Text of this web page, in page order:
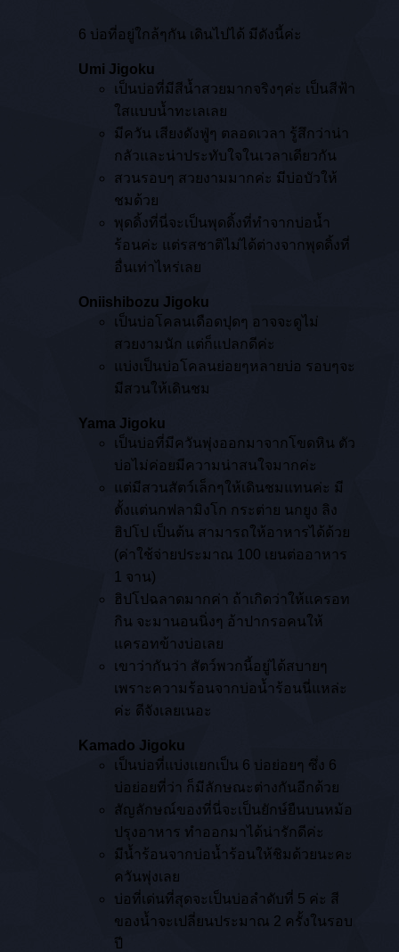
6 บ่อที่อยู่ใกล้ๆกัน เดินไปได้ มีดังนี้ค่ะ
Umi Jigoku
เป็นบ่อที่มีสีน้ำสวยมากจริงๆค่ะ เป็นสีฟ้า
ใสแบบน้ำทะเลเลย
มีควัน เสียงดังฟู่ๆ ตลอดเวลา รู้สึกว่าน่า
กลัวและน่าประทับใจในเวลาเดียวกัน
สวนรอบๆ สวยงามมากค่ะ มีบ่อบัวให้
ชมด้วย
พุดดิ้งที่นี่จะเป็นพุดดิ้งที่ทำจากบ่อน้ำ
ร้อนค่ะ แต่รสชาติไม่ได้ต่างจากพุดดิ้งที่
อื่นเท่าไหร่เลย
Oniishibozu Jigoku
เป็นบ่อโคลนเดือดปุดๆ อาจจะดูไม่
สวยงามนัก แต่ก็แปลกดีค่ะ
แบ่งเป็นบ่อโคลนย่อยๆหลายบ่อ รอบๆจะ
มีสวนให้เดินชม
Yama Jigoku
เป็นบ่อที่มีควันพุ่งออกมาจากโขดหิน ตัว
บ่อไม่ค่อยมีความน่าสนใจมากค่ะ
แต่มีสวนสัตว์เล็กๆให้เดินชมแทนค่ะ มี
ตั้งแต่นกฟลามิงโก กระต่าย นกยูง ลิง
ฮิปโป เป็นต้น สามารถให้อาหารได้ด้วย
(ค่าใช้จ่ายประมาณ 100 เยนต่ออาหาร
1 จาน)
ฮิปโปฉลาดมากค่า ถ้าเกิดว่าให้แครอท
กิน จะมานอนนิ่งๆ อ้าปากรอคนให้
แครอทข้างบ่อเลย
เขาว่ากันว่า สัตว์พวกนี้อยู่ได้สบายๆ
เพราะความร้อนจากบ่อน้ำร้อนนี่แหล่ะ
ค่ะ ดีจังเลยเนอะ
Kamado Jigoku
เป็นบ่อที่แบ่งแยกเป็น 6 บ่อย่อยๆ ซึ่ง 6
บ่อย่อยที่ว่า ก็มีลักษณะต่างกันอีกด้วย
สัญลักษณ์ของที่นี่จะเป็นยักษ์ยืนบนหม้อ
ปรุงอาหาร ทำออกมาได้น่ารักดีค่ะ
มีน้ำร้อนจากบ่อน้ำร้อนให้ชิมด้วยนะคะ
ควันพุ่งเลย
บ่อที่เด่นที่สุดจะเป็นบ่อลำดับที่ 5 ค่ะ สี
ของน้ำจะเปลี่ยนประมาณ 2 ครั้งในรอบ
ปี